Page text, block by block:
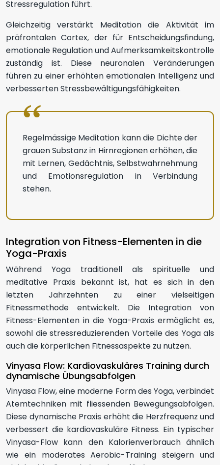
Stressregulation führt.
Gleichzeitig verstärkt Meditation die Aktivität im
präfrontalen Cortex, der für Entscheidungsfindung,
emotionale Regulation und Aufmerksamkeitskontrolle
zuständig ist. Diese neuronalen Veränderungen
führen zu einer erhöhten emotionalen Intelligenz und
verbesserten Stressbewältigungsfähigkeiten.
Regelmässige Meditation kann die Dichte der
grauen Substanz in Hirnregionen erhöhen, die
mit Lernen, Gedächtnis, Selbstwahrnehmung
und Emotionsregulation in Verbindung
stehen.
Integration von Fitness-Elementen in die
Yoga-Praxis
Während Yoga traditionell als spirituelle und
meditative Praxis bekannt ist, hat es sich in den
letzten Jahrzehnten zu einer vielseitigen
Fitnessmethode entwickelt. Die Integration von
Fitness-Elementen in die Yoga-Praxis ermöglicht es,
sowohl die stressreduzierenden Vorteile des Yoga als
auch die körperlichen Fitnessaspekte zu nutzen.
Vinyasa Flow: Kardiovaskuläres Training durch
dynamische Übungsabfolgen
Vinyasa Flow, eine moderne Form des Yoga, verbindet
Atemtechniken mit fliessenden Bewegungsabfolgen.
Diese dynamische Praxis erhöht die Herzfrequenz und
verbessert die kardiovaskuläre Fitness. Ein typischer
Vinyasa-Flow kann den Kalorienverbrauch ähnlich
wie ein moderates Aerobic-Training steigern und